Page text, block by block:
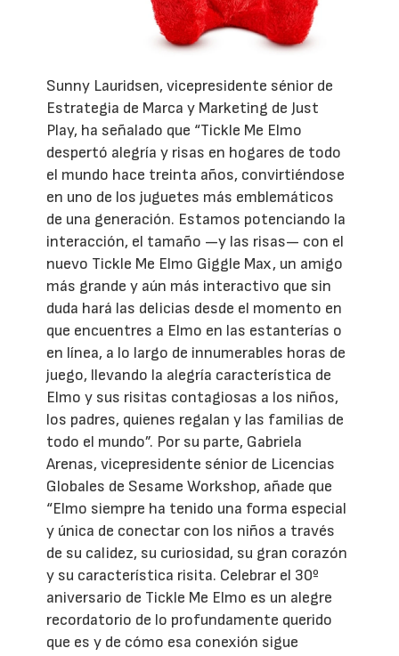
Sunny Lauridsen, vicepresidente sénior de
Estrategia de Marca y Marketing de Just
Play, ha señalado que “Tickle Me Elmo
despertó alegría y risas en hogares de todo
el mundo hace treinta años, convirtiéndose
en uno de los juguetes más emblemáticos
de una generación. Estamos potenciando la
interacción, el tamaño —y las risas— con el
nuevo Tickle Me Elmo Giggle Max, un amigo
más grande y aún más interactivo que sin
duda hará las delicias desde el momento en
que encuentres a Elmo en las estanterías o
en línea, a lo largo de innumerables horas de
juego, llevando la alegría característica de
Elmo y sus risitas contagiosas a los niños,
los padres, quienes regalan y las familias de
todo el mundo”. Por su parte, Gabriela
Arenas, vicepresidente sénior de Licencias
Globales de Sesame Workshop, añade que
“Elmo siempre ha tenido una forma especial
y única de conectar con los niños a través
de su calidez, su curiosidad, su gran corazón
y su característica risita. Celebrar el 30º
aniversario de Tickle Me Elmo es un alegre
recordatorio de lo profundamente querido
que es y de cómo esa conexión sigue